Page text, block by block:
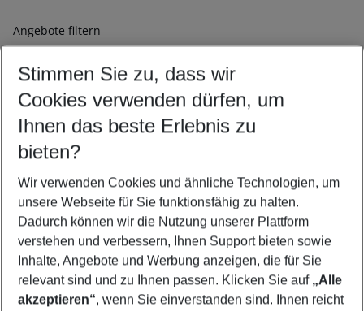
Angebote filtern
Ändern Sie Ihre Kriterien nach Ihren Wünschen
Abflughafen wählen
Beliebiger Abflughafen
Reisezeitraum wählen
11.08.26– 09.08.27 5-8 Nächte
2 Erwachsene Keine Kinder
Mehr Filter anzeigen
Stimmen Sie zu, dass wir
Cookies verwenden dürfen, um
Ihnen das beste Erlebnis zu
bieten?
Wir verwenden Cookies und ähnliche Technologien, um
unsere Webseite für Sie funktionsfähig zu halten.
Dadurch können wir die Nutzung unserer Plattform
verstehen und verbessern, Ihnen Support bieten sowie
Inhalte, Angebote und Werbung anzeigen, die für Sie
relevant sind und zu Ihnen passen. Klicken Sie auf „Alle
akzeptieren“, wenn Sie einverstanden sind. Ihnen reicht